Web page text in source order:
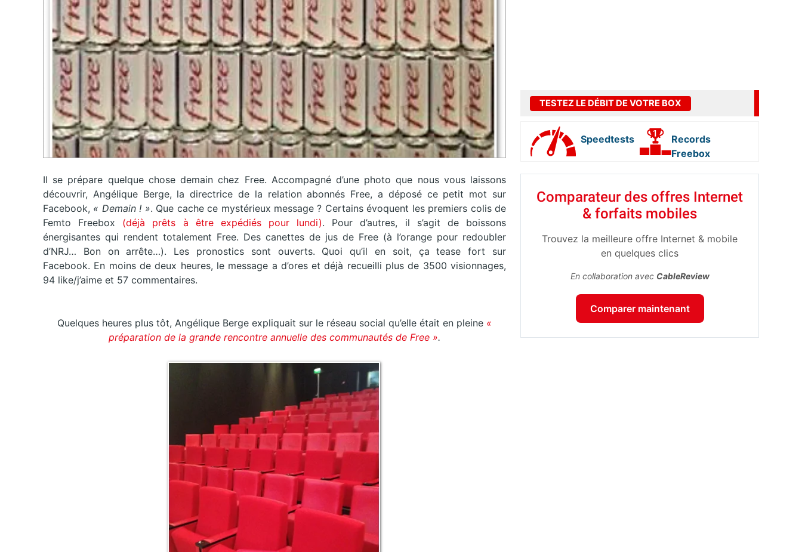
Il se prépare quelque chose demain chez Free. Accompagné d’une photo que nous vous laissons
découvrir, Angélique Berge, la directrice de la relation abonnés Free, a déposé ce petit mot sur
Facebook, « Demain ! ». Que cache ce mystérieux message ? Certains évoquent les premiers colis de
Femto Freebox (déjà prêts à être expédiés pour lundi). Pour d’autres, il s’agit de boissons
énergisantes qui rendent totalement Free. Des canettes de jus de Free (à l’orange pour redoubler
d’NRJ… Bon on arrête…). Les pronostics sont ouverts. Quoi qu’il en soit, ça tease fort sur
Facebook. En moins de deux heures, le message a d’ores et déjà recueilli plus de 3500 visionnages,
94 like/j’aime et 57 commentaires.
Quelques heures plus tôt, Angélique Berge expliquait sur le réseau social qu’elle était en pleine «
préparation de la grande rencontre annuelle des communautés de Free ».
TESTEZ LE DÉBIT DE VOTRE BOX
Speedtests
Records
Freebox
Comparateur des offres Internet
& forfaits mobiles
Trouvez la meilleure offre Internet & mobile
en quelques clics
En collaboration avec CableReview
Comparer maintenant